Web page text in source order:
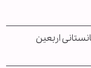
اربعین